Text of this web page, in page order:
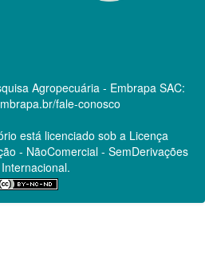
Agropecuária - Embrapa SAC:
fale-conosco
está licenciado sob a Licença
- NãoComercial - SemDerivações